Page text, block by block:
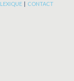
LEXIQUE | CONTACT